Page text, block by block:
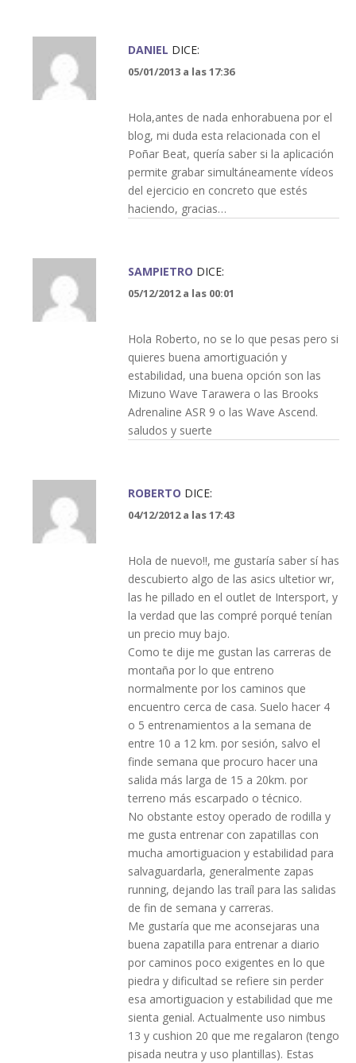
DANIEL DICE:
05/01/2013 a las 17:36
Hola,antes de nada enhorabuena por el
blog, mi duda esta relacionada con el
Poñar Beat, quería saber si la aplicación
permite grabar simultáneamente vídeos
del ejercicio en concreto que estés
haciendo, gracias…
SAMPIETRO DICE:
05/12/2012 a las 00:01
Hola Roberto, no se lo que pesas pero si
quieres buena amortiguación y
estabilidad, una buena opción son las
Mizuno Wave Tarawera o las Brooks
Adrenaline ASR 9 o las Wave Ascend.
saludos y suerte
ROBERTO DICE:
04/12/2012 a las 17:43
Hola de nuevo!!, me gustaría saber sí has
descubierto algo de las asics ultetior wr,
las he pillado en el outlet de Intersport, y
la verdad que las compré porqué tenían
un precio muy bajo.
Como te dije me gustan las carreras de
montaña por lo que entreno
normalmente por los caminos que
encuentro cerca de casa. Suelo hacer 4
o 5 entrenamientos a la semana de
entre 10 a 12 km. por sesión, salvo el
finde semana que procuro hacer una
salida más larga de 15 a 20km. por
terreno más escarpado o técnico.
No obstante estoy operado de rodilla y
me gusta entrenar con zapatillas con
mucha amortiguacion y estabilidad para
salvaguardarla, generalmente zapas
running, dejando las traíl para las salidas
de fin de semana y carreras.
Me gustaría que me aconsejaras una
buena zapatilla para entrenar a diario
por caminos poco exigentes en lo que
piedra y dificultad se refiere sin perder
esa amortiguacion y estabilidad que me
sienta genial. Actualmente uso nimbus
13 y cushion 20 que me regalaron (tengo
pisada neutra y uso plantillas). Estas